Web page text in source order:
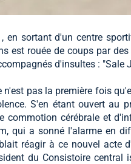
, en sortant d'un centre
est rouée de coups par
d'insultes : "Sale
n'est pas la première fois
S'en étant ouvert au
commotion cérébrale et
qui a sonné l'alarme en
réagir à ce nouvel acte
du Consistoire central